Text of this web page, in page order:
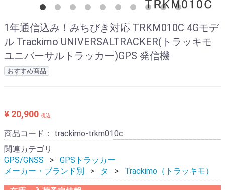
1年通信込み！みちびき対応 TRKM010C 4Gモデ
ル Trackimo UNIVERSALTRACKER(トラッキモ
ユニバーサルトラッカー)GPS 発信機
おすすめ商品
¥ 20,900 税込
商品コード： trackimo-trkm010c
関連カテゴリ
GPS/GNSS
GPSトラッカー
メーカー・ブランド別
タ Trackimo（トラッキモ）